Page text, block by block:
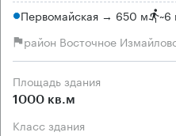
Первомайская → 650 м ~6
район Восточное
Площадь здания
1000 кв.м
Класс здания